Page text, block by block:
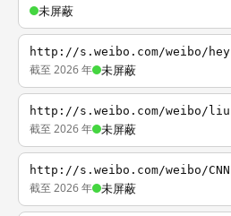
未屏蔽
http://s.weibo.com/weibo/hey
截至 2026 年 未屏蔽
http://s.weibo.com/weibo/liu
截至 2026 年 未屏蔽
http://s.weibo.com/weibo/CNN
截至 2026 年 未屏蔽